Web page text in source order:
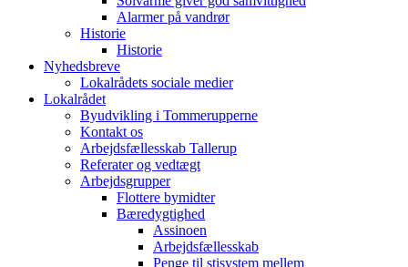
Alarmer på vandrør
Historie
Historie
Nyhedsbreve
Lokalrådets sociale medier
Lokalrådet
Byudvikling i Tommerupperne
Kontakt os
Arbejdsfællesskab Tallerup
Referater og vedtægt
Arbejdsgrupper
Flottere bymidter
Bæredygtighed
Assinoen
Arbejdsfællesskab
Penge til stisystem mellem